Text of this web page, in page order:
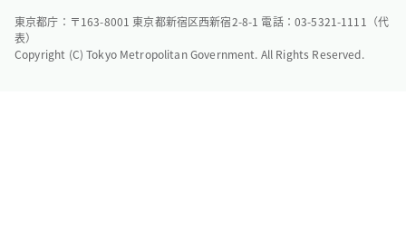
東京都庁：〒163-8001 東京都新宿区西新宿2-8-1 電話：03-5321-1111（代
表）
Copyright (C) Tokyo Metropolitan Government. All Rights Reserved.